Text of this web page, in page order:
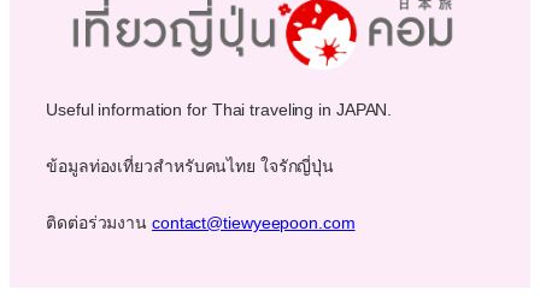
Useful information for Thai traveling in JAPAN.
ข้อมูลท่องเที่ยวสำหรับคนไทย ใจรักญี่ปุ่น
ติดต่อร่วมงาน contact@tiewyeepoon.com